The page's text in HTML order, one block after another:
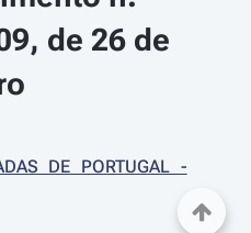
de 26 de
DE PORTUGAL -